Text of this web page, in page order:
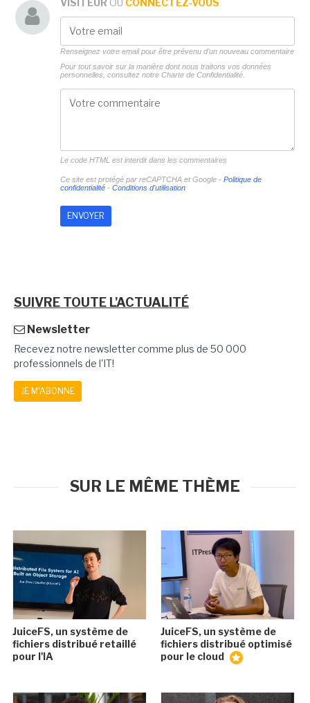
VISITEUR OU CONNECTEZ-VOUS
Renseignez votre email pour être prévenu d'un nouveau commentaire
Pour tout savoir sur la manière dont nous traitons vos données
personnelles, consultez notre Charte de Confidentialité.
Le code HTML est interdit dans les commentaires
Ce site est protégé par reCAPTCHA et Google - Politique de
confidentialité- Conditions d'utilisation
SUIVRE TOUTE L'ACTUALITÉ
Newsletter
Recevez notre newsletter comme plus de 50 000
professionnels de l'IT!
JE M'ABONNE
SUR LE MÊME THÈME
JuiceFS, un système de
fichiers distribué retaillé
pour l'IA
JuiceFS, un système de
fichiers distribué optimisé
pour le cloud